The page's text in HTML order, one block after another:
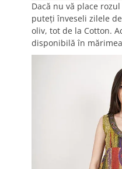
Dacă nu vă place
puteţi înveseli zilele
oliv, tot de la Cotton.
disponibilă în mărimea